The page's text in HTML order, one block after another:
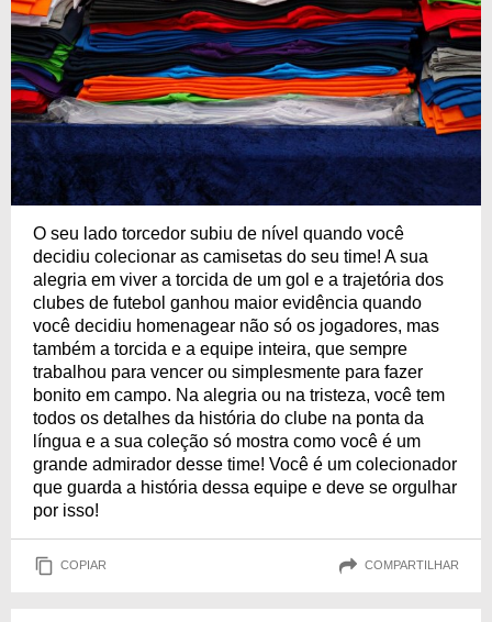
O seu lado torcedor subiu de nível quando você
decidiu colecionar as camisetas do seu time! A sua
alegria em viver a torcida de um gol e a trajetória dos
clubes de futebol ganhou maior evidência quando
você decidiu homenagear não só os jogadores, mas
também a torcida e a equipe inteira, que sempre
trabalhou para vencer ou simplesmente para fazer
bonito em campo. Na alegria ou na tristeza, você tem
todos os detalhes da história do clube na ponta da
língua e a sua coleção só mostra como você é um
grande admirador desse time! Você é um colecionador
que guarda a história dessa equipe e deve se orgulhar
por isso!
COPIAR COMPARTILHAR